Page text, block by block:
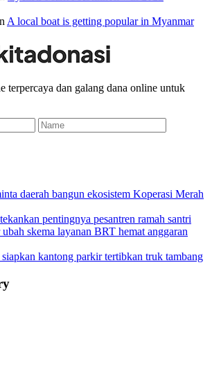
A local boat is getting popular in Myanmar
terpercaya dan galang dana online untuk
Name
daerah bangun ekosistem Koperasi Merah
pentingnya pesantren ramah santri
skema layanan BRT hemat anggaran
kantong parkir tertibkan truk tambang